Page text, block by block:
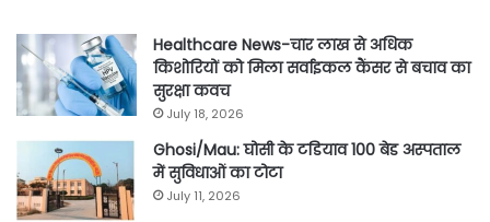
Healthcare News-चार लाख से अधिक
किशोरियों को मिला सर्वाइकल कैंसर से बचाव का
सुरक्षा कवच
July 18, 2026
Ghosi/Mau: घोसी के टडियाव 100 बेड अस्पताल
में सुविधाओं का टोटा
July 11, 2026